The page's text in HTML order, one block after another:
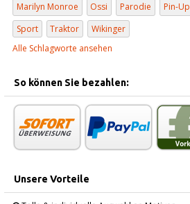
Marilyn Monroe
Ossi Parodie Pin-Up
Sport
Traktor
Wikinger
Alle Schlagworte ansehen
So können Sie bezahlen:
Unsere Vorteile